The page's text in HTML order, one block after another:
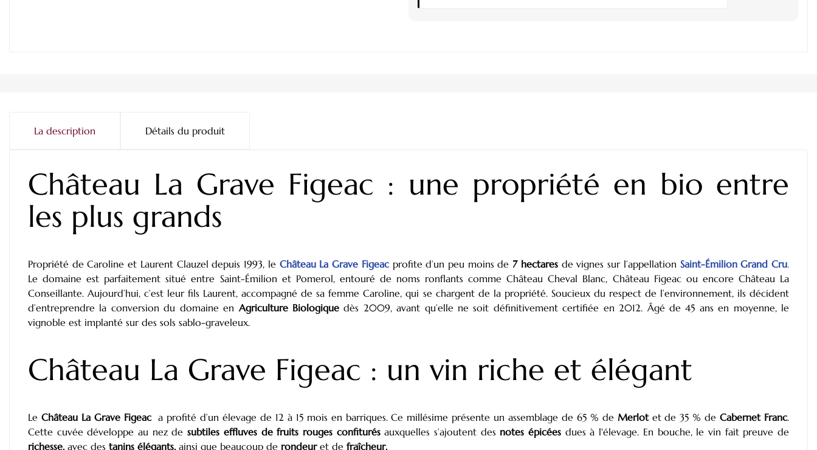
La description Détails du produit
Château La Grave Figeac : une propriété en bio entre
les plus grands
Propriété de Caroline et Laurent Clauzel depuis 1993, le Château La Grave Figeacprofite d’un peu moins de7 hectaresde vignes sur l’appellation Saint-Émilion Grand Cru.
Le domaine est parfaitement situé entre Saint-Émilion et Pomerol, entouré de noms ronflants comme Château Cheval Blanc, Château Figeac ou encore Château La
Conseillante. Aujourd’hui, c’est leur fils Laurent, accompagné de sa femme Caroline, qui se chargent de la propriété. Soucieux du respect de l’environnement, ils décident
d’entreprendre la conversion du domaine en Agriculture Biologiquedès 2009, avant qu’elle ne soit définitivement certifiée en 2012. Âgé de 45 ans en moyenne, le
vignoble est implanté sur des sols sablo-graveleux.
Château La Grave Figeac : un vin riche et élégant
Le Château La Grave Figeac a profité d’un élevage de 12 à 15 mois en barriques. Ce millésime présente un assemblage de 65 % de Merlotet de 35 % deCabernet Franc.
Cette cuvée développe au nez desubtiles effluves de fruits rouges confiturésauxquelles s’ajoutent des notes épicées dues à l'élevage. En bouche, le vin fait preuve de
richesse, avec des tanins élégants, ainsi que beaucoup de rondeur et de fraîcheur.